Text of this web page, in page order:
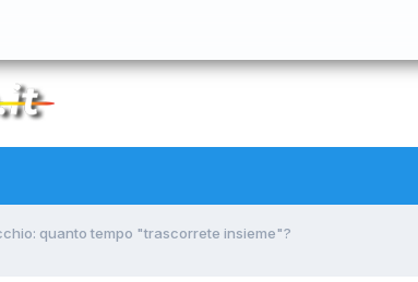
quanto tempo "trascorrete insieme"?